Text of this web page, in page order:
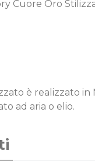
Cuore Oro
è realizzato
ad aria o elio.